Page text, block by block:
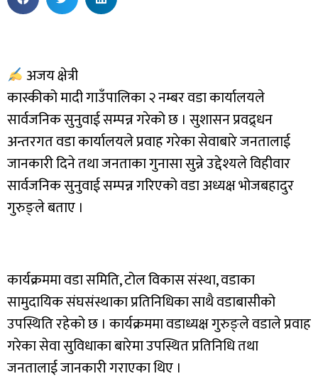
अजय क्षेत्री
कास्कीको मादी गाउँपालिका २ नम्बर वडा कार्यालयले
सार्वजनिक सुनुवाई सम्पन्न गरेको छ । सुशासन प्रवद्र्धन
अन्तरगत वडा कार्यालयले प्रवाह गरेका सेवाबारे जनतालाई
जानकारी दिने तथा जनताका गुनासा सुन्ने उद्देश्यले विहीवार
सार्वजनिक सुनुवाई सम्पन्न गरिएको वडा अध्यक्ष भोजबहादुर
गुरुङ्ले बताए ।
कार्यक्रममा वडा समिति, टोल विकास संस्था, वडाका
सामुदायिक संघसंस्थाका प्रतिनिधिका साथै वडाबासीको
उपस्थिति रहेको छ । कार्यक्रममा वडाध्यक्ष गुरुङ्ले वडाले प्रवाह
गरेका सेवा सुविधाका बारेमा उपस्थित प्रतिनिधि तथा
जनतालाई जानकारी गराएका थिए ।